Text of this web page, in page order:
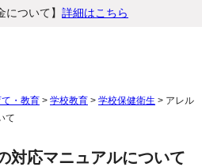
について】 詳細はこちら
・教育 > 学校教育 > 学校保健衛生 > アレル
て
対応マニュアルについて